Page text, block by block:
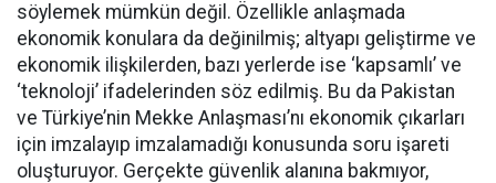
söylemek mümkün değil. Özellikle anlaşmada
ekonomik konulara da değinilmiş; altyapı geliştirme ve
ekonomik ilişkilerden, bazı yerlerde ise ‘kapsamlı’ ve
‘teknoloji’ ifadelerinden söz edilmiş. Bu da Pakistan
ve Türkiye’nin Mekke Anlaşması’nı ekonomik çıkarları
için imzalayıp imzalamadığı konusunda soru işareti
oluşturuyor. Gerçekte güvenlik alanına bakmıyor,